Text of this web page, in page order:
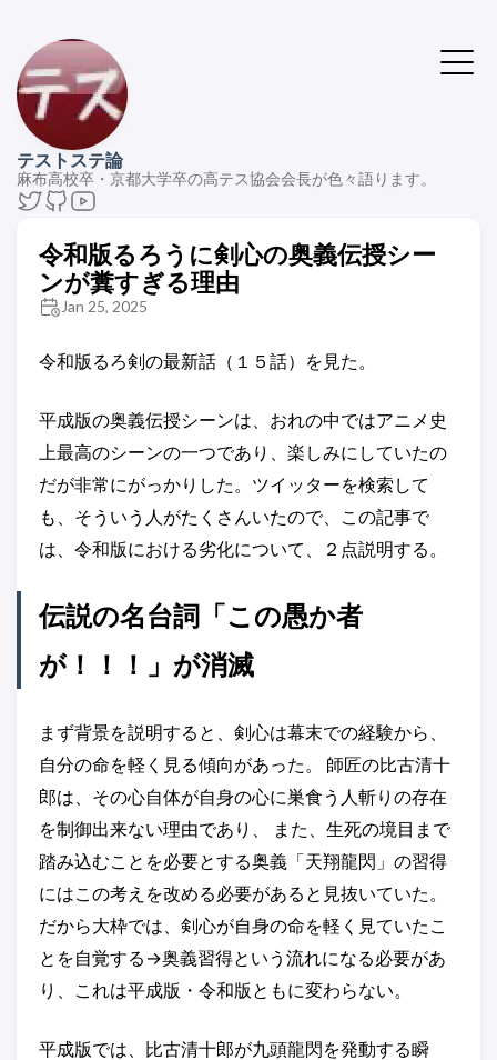
テストステ論
麻布高校卒・京都大学卒の高テス協会会長が色々語ります。
令和版るろうに剣心の奥義伝授シー
ンが糞すぎる理由
Jan 25, 2025
令和版るろ剣の最新話（１５話）を見た。
平成版の奥義伝授シーンは、おれの中ではアニメ史
上最高のシーンの一つであり、楽しみにしていたの
だが非常にがっかりした。ツイッターを検索して
も、そういう人がたくさんいたので、この記事で
は、令和版における劣化について、２点説明する。
伝説の名台詞「この愚か者
が！！！」が消滅
まず背景を説明すると、剣心は幕末での経験から、
自分の命を軽く見る傾向があった。 師匠の比古清十
郎は、その心自体が自身の心に巣食う人斬りの存在
を制御出来ない理由であり、 また、生死の境目まで
踏み込むことを必要とする奥義「天翔龍閃」の習得
にはこの考えを改める必要があると見抜いていた。
だから大枠では、剣心が自身の命を軽く見ていたこ
とを自覚する→奥義習得という流れになる必要があ
り、これは平成版・令和版ともに変わらない。
平成版では、比古清十郎が九頭龍閃を発動する瞬